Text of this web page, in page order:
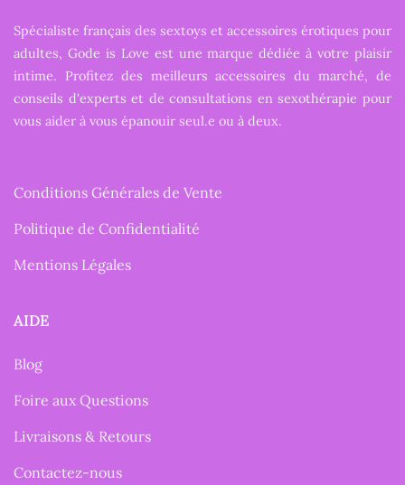
Spécialiste français des sextoys et accessoires érotiques pour
adultes, Gode is Love est une marque dédiée à votre plaisir
intime. Profitez des meilleurs accessoires du marché, de
conseils d'experts et de consultations en sexothérapie pour
vous aider à vous épanouir seul.e ou à deux.
Conditions Générales de Vente
Politique de Confidentialité
Mentions Légales
AIDE
Blog
Foire aux Questions
Livraisons & Retours
Contactez-nous